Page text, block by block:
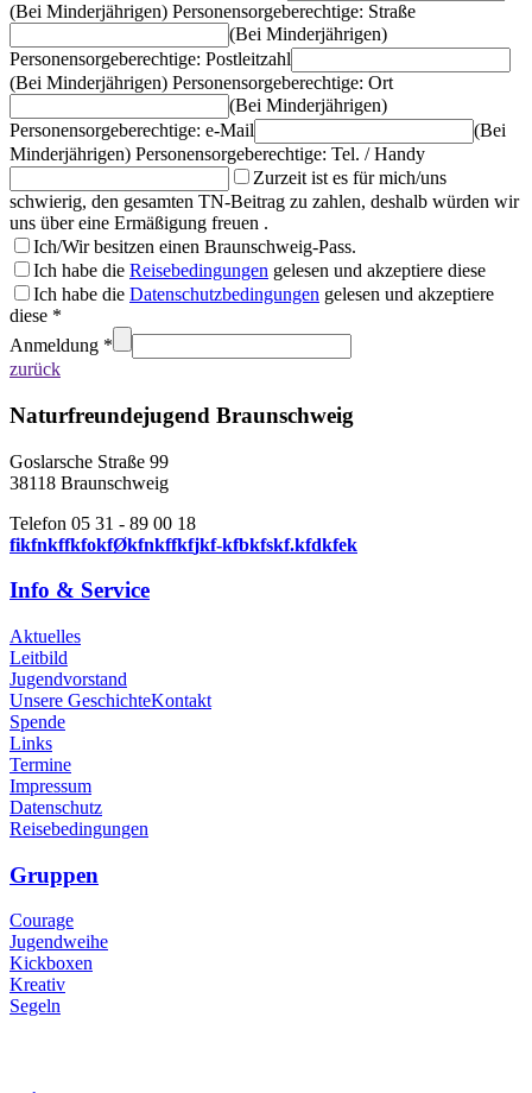
(Bei Minderjährigen) Personensorgeberechtige: Straße
(Bei Minderjährigen)
Personensorgeberechtige: Postleitzahl
(Bei Minderjährigen) Personensorgeberechtige: Ort
(Bei Minderjährigen)
Personensorgeberechtige: e-Mail
(Bei
Minderjährigen) Personensorgeberechtige: Tel. / Handy
Zurzeit ist es für mich/uns
schwierig, den gesamten TN-Beitrag zu zahlen, deshalb würden wir
uns über eine Ermäßigung freuen .
Ich/Wir besitzen einen Braunschweig-Pass.
Ich habe die Reisebedingungen gelesen und akzeptiere diese
Ich habe die Datenschutzbedingungen gelesen und akzeptiere
diese *
Anmeldung *
zurück
Naturfreundejugend Braunschweig
Goslarsche Straße 99
38118 Braunschweig
Telefon 05 31 - 89 00 18
fikfnkffkfokfØkfnkffkfjkf-kfbkfskf.kfdkfek
Info & Service
Aktuelles
Leitbild
Jugendvorstand
Unsere GeschichteKontakt
Spende
Links
Termine
Impressum
Datenschutz
Reisebedingungen
Gruppen
Courage
Jugendweihe
Kickboxen
Kreativ
Segeln